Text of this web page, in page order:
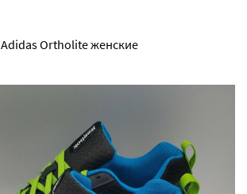
Adidas Ortholite женские